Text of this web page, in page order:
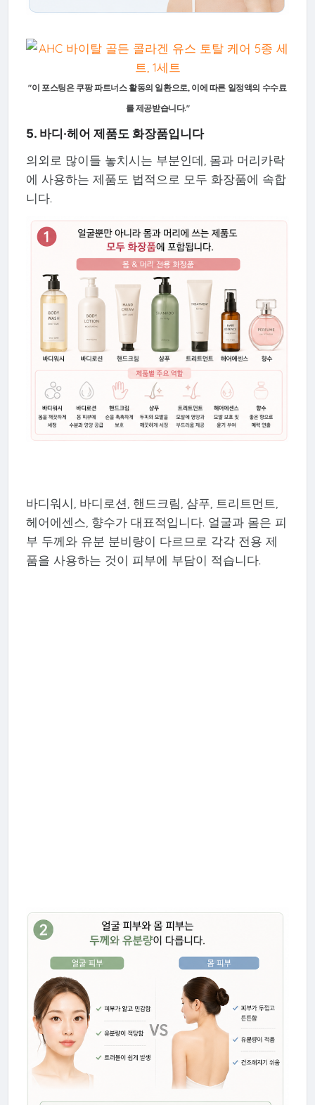
"이 포스팅은 쿠팡 파트너스 활동의 일환으로, 이에 따른 일정액의 수수료
를 제공받습니다."
5. 바디·헤어 제품도 화장품입니다
의외로 많이들 놓치시는 부분인데, 몸과 머리카락
에 사용하는 제품도 법적으로 모두 화장품에 속합
니다.
바디워시, 바디로션, 핸드크림, 샴푸, 트리트먼트,
헤어에센스, 향수가 대표적입니다. 얼굴과 몸은 피
부 두께와 유분 분비량이 다르므로 각각 전용 제
품을 사용하는 것이 피부에 부담이 적습니다.